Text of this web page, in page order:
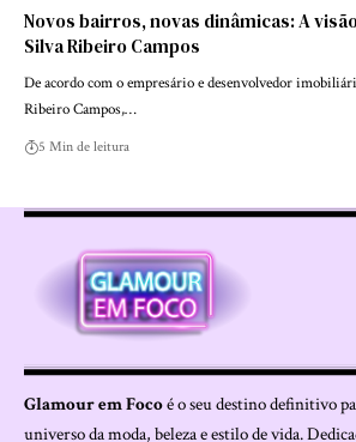
Novos bairros, novas dinâmicas: A
Silva Ribeiro Campos
De acordo com o empresário e desenvolvedor
Ribeiro Campos,…
5 Min de leitura
Glamour em Focoé o seu destino definitivo
universo da moda, beleza e estilo de vida.